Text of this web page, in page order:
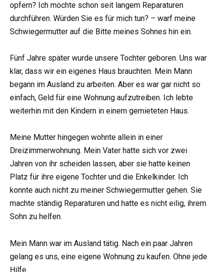
opfern? Ich möchte schon seit langem Reparaturen
durchführen. Würden Sie es für mich tun? – warf meine
Schwiegermutter auf die Bitte meines Sohnes hin ein.
Fünf Jahre später wurde unsere Tochter geboren. Uns war
klar, dass wir ein eigenes Haus brauchten. Mein Mann
begann im Ausland zu arbeiten. Aber es war gar nicht so
einfach, Geld für eine Wohnung aufzutreiben. Ich lebte
weiterhin mit den Kindern in einem gemieteten Haus.
Meine Mutter hingegen wohnte allein in einer
Dreizimmerwohnung. Mein Vater hatte sich vor zwei
Jahren von ihr scheiden lassen, aber sie hatte keinen
Platz für ihre eigene Tochter und die Enkelkinder. Ich
konnte auch nicht zu meiner Schwiegermutter gehen. Sie
machte ständig Reparaturen und hatte es nicht eilig, ihrem
Sohn zu helfen.
Mein Mann war im Ausland tätig. Nach ein paar Jahren
gelang es uns, eine eigene Wohnung zu kaufen. Ohne jede
Hilfe.